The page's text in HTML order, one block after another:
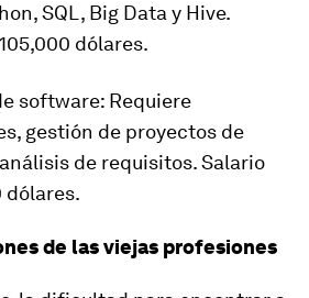
SQL, Big Data y Hive.
dólares.
software: Requiere
gestión de proyectos de
de requisitos. Salario
dólares.
de las viejas profesiones